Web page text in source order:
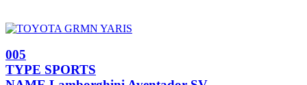
005
TYPE SPORTS